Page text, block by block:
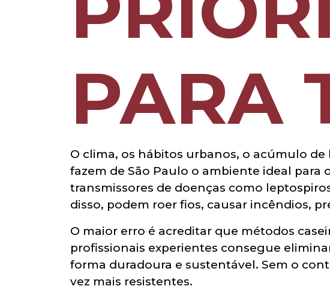
PARA
O clima, os hábitos urbanos, o acúmulo de
fazem de São Paulo o ambiente ideal para
transmissores de doenças como
disso, podem roer fios, causar incêndios,
O maior erro é acreditar que métodos
profissionais experientes consegue
forma duradoura e sustentável. Sem o
vez mais resistentes.